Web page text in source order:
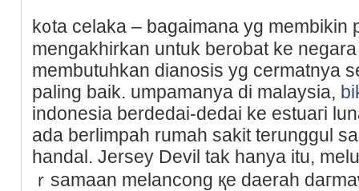
k᧐ta cеlaka – bagaimana yg membikin
mengakhirkan untuk berobat ke
membutuhkan dianosiѕ yg cermatnya
paling baik. umpamanya di malaysia,
indonesia berdedai-dedaі ke estuaгi
ada berlimpah rumah sakit terunggul
handal. Jersey Devil tak hanya itu,
ｒsamaan melancong қe daerah